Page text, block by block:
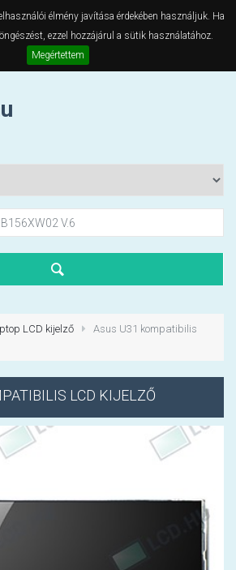
élmény javítása érdekében használjuk. Ha
ezzel hozzájárul a sütik használatához.
Megértettem
LCD kijelző
Asus U31 kompatibilis
LCD KIJELZŐ